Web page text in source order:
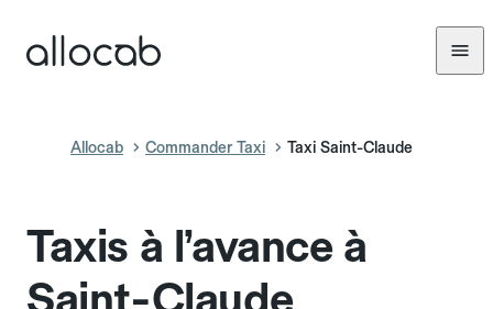
Allocab Commander Taxi Taxi Saint-Claude
Taxis à l’avance à